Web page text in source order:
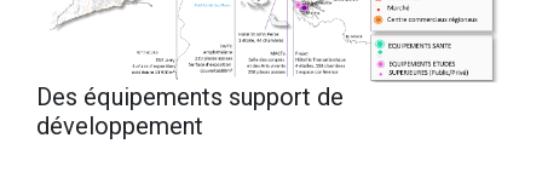
Des équipements support de
développement